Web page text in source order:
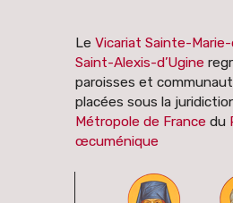
Le Vicariat Sainte-
Saint-Alexis-d’Ugine
paroisses et
placées sous la
Métropole de France du
œcuménique